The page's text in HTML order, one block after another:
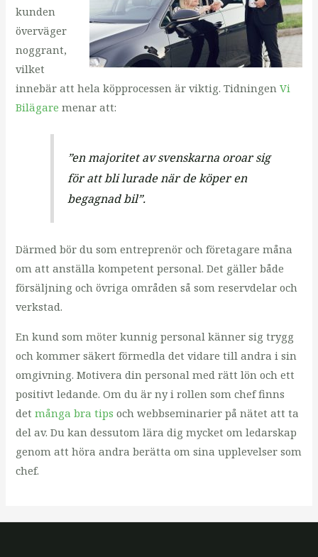
kunden
överväger
noggrant,
vilket
innebär att hela köpprocessen är viktig. TidningenVi
Bilägare menar att:
”en majoritet av svenskarna oroar sig
för att bli lurade när de köper en
begagnad bil”.
Därmed bör du som entreprenör och företagare måna
om att anställa kompetent personal. Det gäller både
försäljning och övriga områden så som reservdelar och
verkstad.
En kund som möter kunnig personal känner sig trygg
och kommer säkert förmedla det vidare till andra i sin
omgivning. Motivera din personal med rätt lön och ett
positivt ledande. Om du är ny i rollen som chef finns
detmånga bra tips och webbseminarier på nätet att ta
del av. Du kan dessutom lära dig mycket om ledarskap
genom att höra andra berätta om sina upplevelser som
chef.